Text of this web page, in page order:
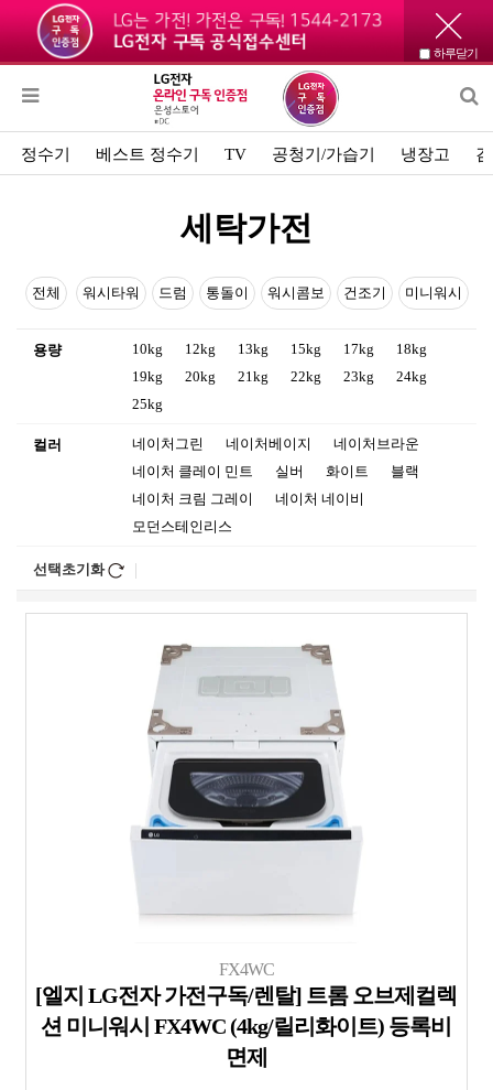
하루닫기
정수기 베스트 정수기 TV 공청기/가습기 냉장고
세탁가전
전체 워시타워 드럼 통돌이 워시콤보 건조기 미니워시
용량 10kg 12kg 13kg 15kg 17kg
18kg
19kg
20kg 21kg 22kg 23kg
24kg
25kg
컬러 네이처그린 네이처베이지
네이처브라운
네이처 클레이 민트
실버 화이트
블랙
네이처 크림 그레이
네이처 네이비
모던스테인리스
선택초기화
FX4WC
[엘지 LG전자 가전구독/렌탈] 트롬 오브제컬렉
션 미니워시 FX4WC (4kg/릴리화이트) 등록비
면제